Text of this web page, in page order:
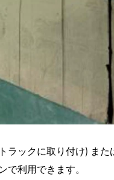
ックに取り付け) また
で利用できます。